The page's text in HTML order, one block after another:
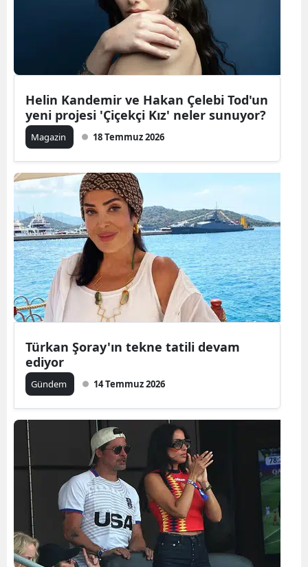
Helin Kandemir ve Hakan Çelebi Tod'un
yeni projesi 'Çiçekçi Kız' neler sunuyor?
Magazin 18 Temmuz 2026
Türkan Şoray'ın tekne tatili devam
ediyor
Gündem 14 Temmuz 2026